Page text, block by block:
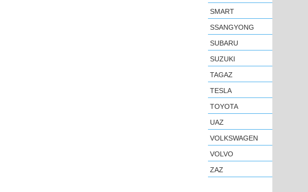
SMART
SSANGYONG
SUBARU
SUZUKI
TAGAZ
TESLA
TOYOTA
UAZ
VOLKSWAGEN
VOLVO
ZAZ